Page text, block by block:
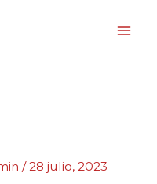
/28 julio, 2023